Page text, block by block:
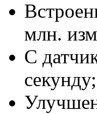
млн.
С
секунду;